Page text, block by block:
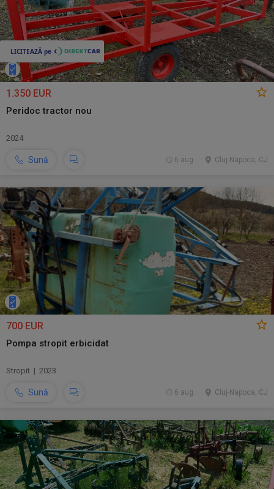
1.350 EUR
Peridoc tractor nou
2024
Sună Cluj-Napoca, CJ
6 aug.
700 EUR
Pompa stropit erbicidat
Stropit | 2023
Sună Cluj-Napoca, CJ
6 aug.